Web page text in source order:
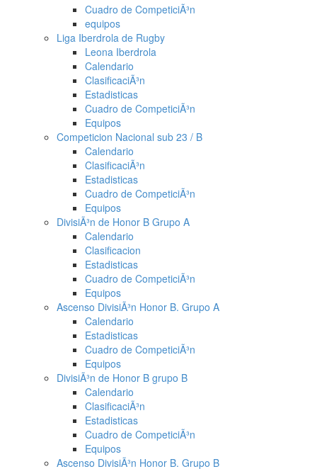
Cuadro de CompeticiÃ³n
equipos
Liga Iberdrola de Rugby
Leona Iberdrola
Calendario
ClasificaciÃ³n
Estadisticas
Cuadro de CompeticiÃ³n
Equipos
Competicion Nacional sub 23 / B
Calendario
ClasificaciÃ³n
Estadisticas
Cuadro de CompeticiÃ³n
Equipos
DivisiÃ³n de Honor B Grupo A
Calendario
Clasificacion
Estadisticas
Cuadro de CompeticiÃ³n
Equipos
Ascenso DivisiÃ³n Honor B. Grupo A
Calendario
Estadisticas
Cuadro de CompeticiÃ³n
Equipos
DivisiÃ³n de Honor B grupo B
Calendario
ClasificaciÃ³n
Estadisticas
Cuadro de CompeticiÃ³n
Equipos
Ascenso DivisiÃ³n Honor B. Grupo B